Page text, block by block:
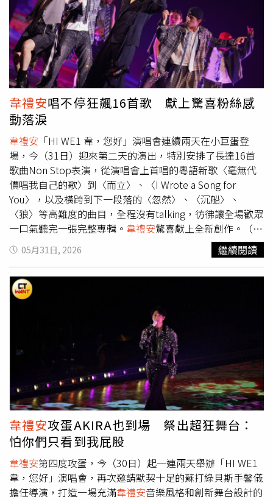
若一直被追問會讓太太承受過多壓力，長輩對此也體貼不會
催。演唱會結束後他預計能休息一個禮拜，計畫會跟老婆一
起飛出國度假，放鬆緊繃已久的身心。韋禮安在慶功宴時落
淚。（圖／IMC提供）
韋禮安唱不停狂飆16首歌 獻上驚喜粉絲感
動落淚
韋禮安 「HI WE1 韋，您好」演唱會連續兩天在小巨蛋登
場，今（31日）迎來第二天的演出，特別安排了長達16首
歌曲Non Stop表演，從演唱會上首唱的粵語新歌〈毫無代
價唱我自己的歌〉到〈而立〉、〈I Wrote a Song for
You〉，以及橫跨到下一段落的〈忽然〉、〈沉船〉、
〈狼〉等高難度的曲目，全程沒有talking，彷彿讓全場歡眾
一口氣聽完一張完整專輯。 韋禮安驚喜獻上全新創作。（圖
／IMC提供）身為貓奴的
在演唱會的VCR橋段，帶領
全場一起玩「貓咪拳跳舞機」遊戲，首場演出呼喚好友蔡旻
佑以及導演蘇打綠馨儀、五月天的瑪莎加入一起玩，讓粉絲
驚呼連連，第二場則由鳳小岳加入遊戲行列，
「歡迎大家都成為『貓咪共和國』的成員。」演唱會進入尾
聲，破億神曲〈如果可以〉和出道作品〈慢慢等〉先後帶動
全場大合唱，氣氛衝到最高潮。而在獻給歌迷的歌曲〈世界
上最重要的人〉之後，
韋禮安
送上全新創作〈很久很久〉，
做為這次演唱會的最後一首歌曲，他說：「人與人之間的關
係，是需要滋養和呵護的，透過音樂，我和大家連繫在一
起，最後用這首歌送給你們，希望大家能和你們所愛的人、
家人、朋友、寵物、重要的人，一起走到很久很久。」歌迷
被他的歌聲深深打動，甚至感動落淚，讓演唱會在感動的氛
圍中，畫下圓滿句點。今日到場欣賞演唱會的藝人有彭佳
慧、曾國城、鳳小岳、TORO、鼓鼓、劉逼、Bii畢書盡、熊
仔、閻奕格、魏如昀、Crispy脆樂團、Ozone的佳辰、哲言
和文廷、ANGIE安吉、馬士媛等人，足見他的好人緣。
05月31日, 2026 繼續閱讀
韋禮安攻蛋AKIRA也到場 祭出超狂舞台：
怕你們只看到我屁股
韋禮安第四度攻蛋，今（30日）起一連兩天舉辦「HI WE1
韋，您好」演唱會，再次邀請默契十足的蘇打綠貝斯手馨儀
擔任導演，打造一場充滿韋禮安音樂風格和創新舞台設計的